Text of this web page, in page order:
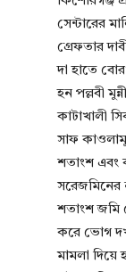
সেন্টারের
গ্রেফতার
দা হাতে
হন পল্লবী
কাটাখালী
সাফ
শতাংশ এবং
সরেজমিনের
শতাংশ জমি
করে ভোগ
মামলা